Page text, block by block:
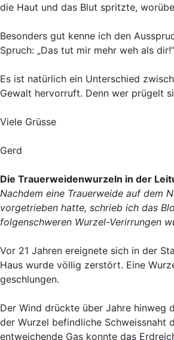
die Haut und das Blut spritzte,
Besonders gut kenne ich den
Spruch: „Das tut mir mehr weh als
Es ist natürlich ein Unterschied
Gewalt hervorruft. Denn wer prügelt
Viele Grüsse
Gerd
Die Trauerweidenwurzeln in der
Nachdem eine Trauerweide auf dem
vorgetrieben hatte, schrieb ich das
folgenschweren Wurzel-Verirrungen
Vor 21 Jahren ereignete sich in der
Haus wurde völlig zerstört. Eine
geschlungen.
Der Wind drückte über Jahre hinweg
der Wurzel befindliche Schweissnaht
entweichende Gas konnte das